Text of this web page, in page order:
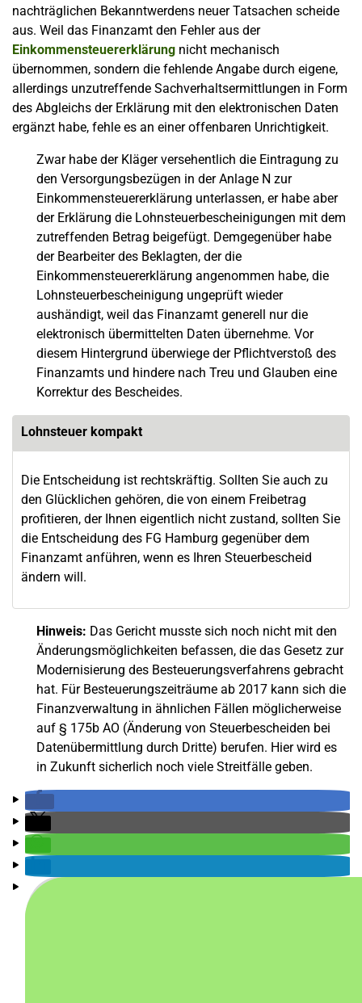
nachträglichen Bekanntwerdens neuer Tatsachen scheide
aus. Weil das Finanzamt den Fehler aus der
Einkommensteuererklärung nicht mechanisch
übernommen, sondern die fehlende Angabe durch eigene,
allerdings unzutreffende Sachverhaltsermittlungen in Form
des Abgleichs der Erklärung mit den elektronischen Daten
ergänzt habe, fehle es an einer offenbaren Unrichtigkeit.
Zwar habe der Kläger versehentlich die Eintragung zu
den Versorgungsbezügen in der Anlage N zur
Einkommensteuererklärung unterlassen, er habe aber
der Erklärung die Lohnsteuerbescheinigungen mit dem
zutreffenden Betrag beigefügt. Demgegenüber habe
der Bearbeiter des Beklagten, der die
Einkommensteuererklärung angenommen habe, die
Lohnsteuerbescheinigung ungeprüft wieder
aushändigt, weil das Finanzamt generell nur die
elektronisch übermittelten Daten übernehme. Vor
diesem Hintergrund überwiege der Pflichtverstoß des
Finanzamts und hindere nach Treu und Glauben eine
Korrektur des Bescheides.
Lohnsteuer kompakt
Die Entscheidung ist rechtskräftig. Sollten Sie auch zu
den Glücklichen gehören, die von einem Freibetrag
profitieren, der Ihnen eigentlich nicht zustand, sollten Sie
die Entscheidung des FG Hamburg gegenüber dem
Finanzamt anführen, wenn es Ihren Steuerbescheid
ändern will.
Hinweis: Das Gericht musste sich noch nicht mit den
Änderungsmöglichkeiten befassen, die das Gesetz zur
Modernisierung des Besteuerungsverfahrens gebracht
hat. Für Besteuerungszeiträume ab 2017 kann sich die
Finanzverwaltung in ähnlichen Fällen möglicherweise
auf § 175b AO (Änderung von Steuerbescheiden bei
Datenübermittlung durch Dritte) berufen. Hier wird es
in Zukunft sicherlich noch viele Streitfälle geben.